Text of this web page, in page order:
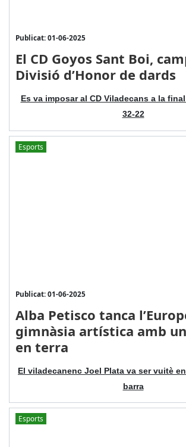
Publicat: 01-06-2025
El CD Goyos Sant Boi,
Divisió d’Honor de dards
Es va imposar al CD Viladecans a la
32-22
Esports
Publicat: 01-06-2025
Alba Petisco tanca
gimnàsia artística amb
en terra
El viladecanenc Joel Plata va ser vuitè
barra
Esports